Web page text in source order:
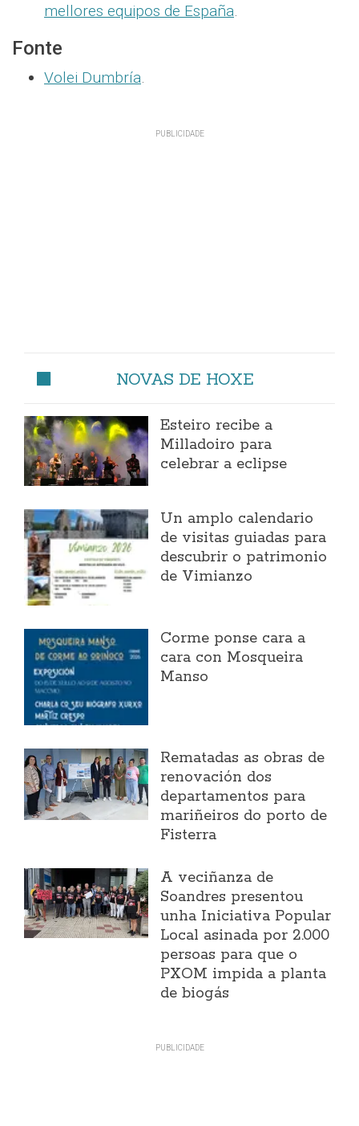
mellores equipos de España.
Fonte
Volei Dumbría.
NOVAS DE HOXE
Esteiro recibe a
Milladoiro para
celebrar a eclipse
Un amplo calendario
de visitas guiadas para
descubrir o patrimonio
de Vimianzo
Corme ponse cara a
cara con Mosqueira
Manso
Rematadas as obras de
renovación dos
departamentos para
mariñeiros do porto de
Fisterra
A veciñanza de
Soandres presentou
unha Iniciativa Popular
Local asinada por 2.000
persoas para que o
PXOM impida a planta
de biogás